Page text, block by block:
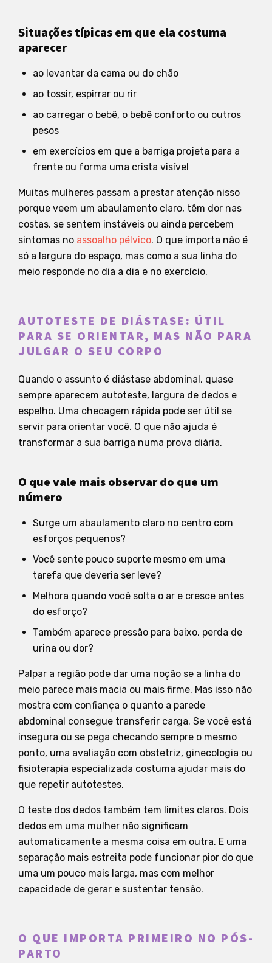
Situações típicas em que ela costuma
aparecer
ao levantar da cama ou do chão
ao tossir, espirrar ou rir
ao carregar o bebê, o bebê conforto ou outros
pesos
em exercícios em que a barriga projeta para a
frente ou forma uma crista visível
Muitas mulheres passam a prestar atenção nisso
porque veem um abaulamento claro, têm dor nas
costas, se sentem instáveis ou ainda percebem
sintomas no assoalho pélvico. O que importa não é
só a largura do espaço, mas como a sua linha do
meio responde no dia a dia e no exercício.
AUTOTESTE DE DIÁSTASE: ÚTIL
PARA SE ORIENTAR, MAS NÃO PARA
JULGAR O SEU CORPO
Quando o assunto é diástase abdominal, quase
sempre aparecem autoteste, largura de dedos e
espelho. Uma checagem rápida pode ser útil se
servir para orientar você. O que não ajuda é
transformar a sua barriga numa prova diária.
O que vale mais observar do que um
número
Surge um abaulamento claro no centro com
esforços pequenos?
Você sente pouco suporte mesmo em uma
tarefa que deveria ser leve?
Melhora quando você solta o ar e cresce antes
do esforço?
Também aparece pressão para baixo, perda de
urina ou dor?
Palpar a região pode dar uma noção se a linha do
meio parece mais macia ou mais firme. Mas isso não
mostra com confiança o quanto a parede
abdominal consegue transferir carga. Se você está
insegura ou se pega checando sempre o mesmo
ponto, uma avaliação com obstetriz, ginecologia ou
fisioterapia especializada costuma ajudar mais do
que repetir autotestes.
O teste dos dedos também tem limites claros. Dois
dedos em uma mulher não significam
automaticamente a mesma coisa em outra. E uma
separação mais estreita pode funcionar pior do que
uma um pouco mais larga, mas com melhor
capacidade de gerar e sustentar tensão.
O QUE IMPORTA PRIMEIRO NO PÓS-
PARTO